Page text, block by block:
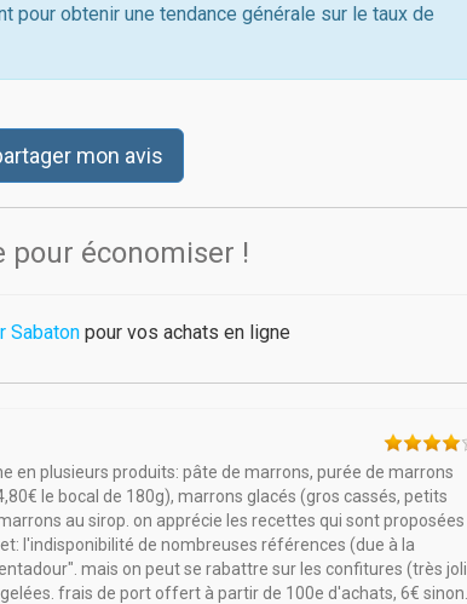
obtenir une tendance générale sur le taux de
mon avis
pour économiser !
Sabaton pour vos achats en ligne
en plusieurs produits: pâte de marrons, purée de marrons
le bocal de 180g), marrons glacés (gros cassés, petits
au sirop. on apprécie les recettes qui sont proposées
l'indisponibilité de nombreuses références (due à la
mais on peut se rabattre sur les confitures (très joli
frais de port offert à partir de 100e d'achats, 6€ sinon.